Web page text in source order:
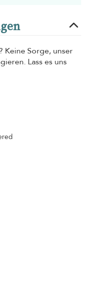
Keine Sorge, unser
Lass es uns